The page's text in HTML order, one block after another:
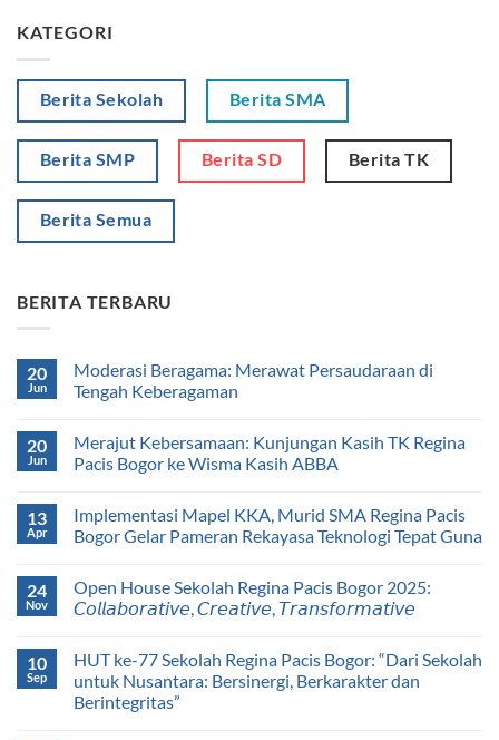
KATEGORI
Berita Sekolah Berita SMA
Berita SMP Berita SD Berita TK
Berita Semua
BERITA TERBARU
20
Jun
Moderasi Beragama: Merawat Persaudaraan di
Tengah Keberagaman
20
Jun
Merajut Kebersamaan: Kunjungan Kasih TK Regina
Pacis Bogor ke Wisma Kasih ABBA
13
Apr
Implementasi Mapel KKA, Murid SMA Regina Pacis
Bogor Gelar Pameran Rekayasa Teknologi Tepat Guna
24
Nov
Open House Sekolah Regina Pacis Bogor 2025:
𝘊𝘰𝘭𝘭𝘢𝘣𝘰𝘳𝘢𝘵𝘪𝘷𝘦, 𝘊𝘳𝘦𝘢𝘵𝘪𝘷𝘦, 𝘛𝘳𝘢𝘯𝘴𝘧𝘰𝘳𝘮𝘢𝘵𝘪𝘷𝘦
10
Sep
HUT ke-77 Sekolah Regina Pacis Bogor: “Dari Sekolah
untuk Nusantara: Bersinergi, Berkarakter dan
Berintegritas”